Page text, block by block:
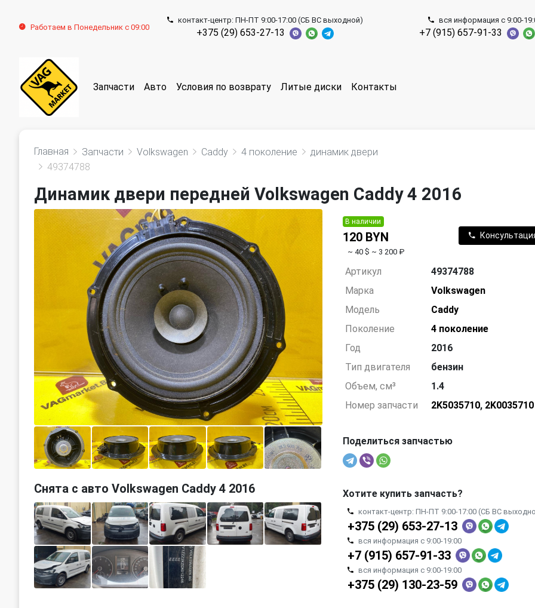
Работаем в Понедельник с 09:00
контакт-центр: ПН-ПТ 9:00-17:00 (СБ ВС выходной)
+375 (29) 653-27-13
вся информация с 9:00-
+7 (915) 657-91-33
Запчасти Авто Условия по возврату Литые диски Контакты
Главная Запчасти Volkswagen Caddy 4 поколение
динамик двери
49374788
Динамик двери передней Volkswagen Caddy 4 2016
Снята с авто Volkswagen Caddy 4 2016
В наличии
120 BYN
~ 40 $ ~ 3 200 ₽
Артикул
49374788
Марка
Volkswagen
Модель
Caddy
Поколение
4 поколение
Год
2016
Тип двигателя
бензин
Объем, см³
1.4
Номер запчасти
2K5035710, 2K0035710
Поделиться запчастью
Хотите купить запчасть?
контакт-центр: ПН-ПТ 9:00-17:00 (СБ ВС
+375 (29) 653-27-13
вся информация с 9:00-19:00
+7 (915) 657-91-33
вся информация с 9:00-19:00
+375 (29) 130-23-59